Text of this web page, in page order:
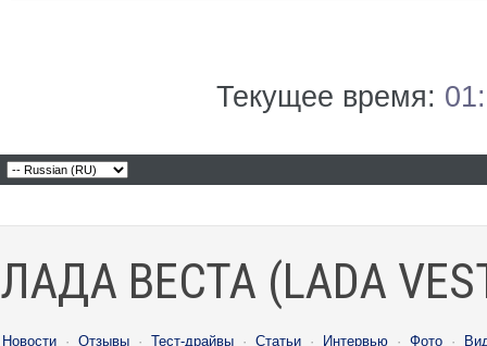
Текущее время:
ЛАДА ВЕСТА (LADA
Новости · Отзывы · Тест-драйвы · Статьи · Интервью · Фото ·